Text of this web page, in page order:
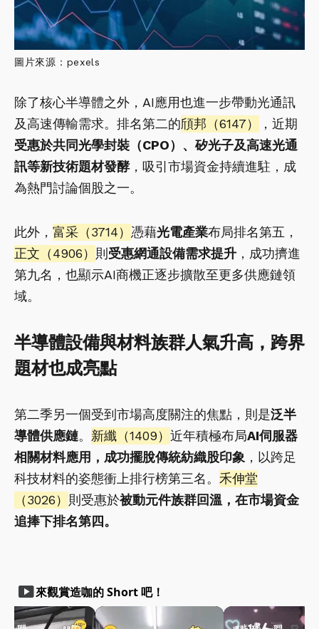
圖片來源：pexels
除了核心半導體之外，AI應用也進一步帶動光通訊
及高速傳輸需求。排名第二的頎邦（6147）
，近期
受惠於共同光學封裝（CPO）、矽光子及高速光通
訊等新技術題材發酵，吸引市場資金持續進駐，成
為熱門討論個股之一。
此外， 富采（3714） 憑藉光電產業布局排名第五，
正文（4906） 則受惠網通設備需求提升 ，成功擠進
第九名，也顯示AI商機正逐步擴散至更多供應鏈領
域。
半導體設備與材料族群人氣升高，跨界
題材也成亮點
第二季另一個受到市場高度關注的焦點，則是泛半
導體供應鏈。 新纖（1409） 近年積極布局AI伺服器
相關材料應用，成功擺脫傳統紡織股印象 ，以跨足
科技材料的姿態衝上排行榜第三名。 禾伸堂
（3026） 則受惠於被動元件族群回溫，在市場資金
追捧下排名第四。
smart_display來觀賞造咖的 Short 吧！